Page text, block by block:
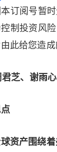
订阅号暂
制投资风
此给您造
君芝、谢雨心
资产围绕